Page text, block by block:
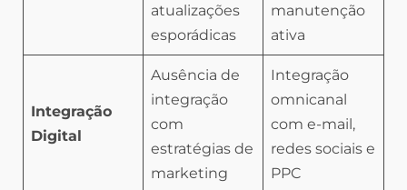
atualizações
esporádicas
manutenção
ativa
Integração
Digital
Ausência de
integração
com
estratégias de
marketing
Integração
omnicanal
com e-mail,
redes sociais e
PPC